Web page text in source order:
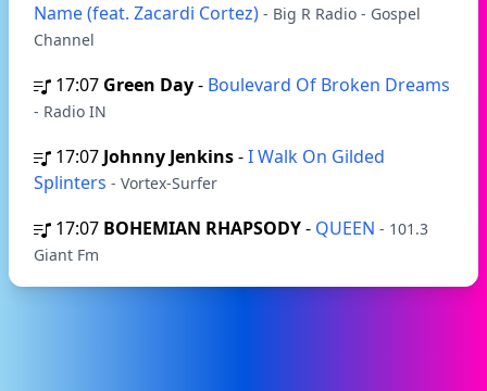
Name (feat. Zacardi Cortez) - Big R Radio - Gospel
Channel
17:07 Green Day- Boulevard Of Broken Dreams
- Radio IN
17:07 Johnny Jenkins-I Walk On Gilded
Splinters - Vortex-Surfer
17:07 BOHEMIAN RHAPSODY- QUEEN - 101.3
Giant Fm